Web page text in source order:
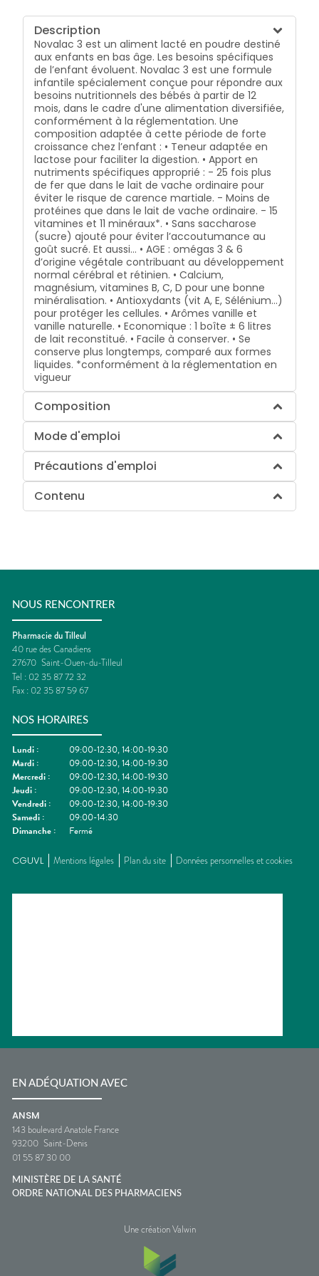
Description
Novalac 3 est un aliment lacté en poudre destiné
aux enfants en bas âge. Les besoins spécifiques
de l’enfant évoluent. Novalac 3 est une formule
infantile spécialement conçue pour répondre aux
besoins nutritionnels des bébés à partir de 12
mois, dans le cadre d'une alimentation diversifiée,
conformément à la réglementation. Une
composition adaptée à cette période de forte
croissance chez l’enfant : • Teneur adaptée en
lactose pour faciliter la digestion. • Apport en
nutriments spécifiques approprié : - 25 fois plus
de fer que dans le lait de vache ordinaire pour
éviter le risque de carence martiale. - Moins de
protéines que dans le lait de vache ordinaire. - 15
vitamines et 11 minéraux*. • Sans saccharose
(sucre) ajouté pour éviter l’accoutumance au
goût sucré. Et aussi… • AGE : omégas 3 & 6
d’origine végétale contribuant au développement
normal cérébral et rétinien. • Calcium,
magnésium, vitamines B, C, D pour une bonne
minéralisation. • Antioxydants (vit A, E, Sélénium…)
pour protéger les cellules. • Arômes vanille et
vanille naturelle. • Economique : 1 boîte ± 6 litres
de lait reconstitué. • Facile à conserver. • Se
conserve plus longtemps, comparé aux formes
liquides. *conformément à la réglementation en
vigueur
Composition
Mode d'emploi
Précautions d'emploi
Contenu
NOUS RENCONTRER
Pharmacie du Tilleul
40 rue des Canadiens
27670 Saint-Ouen-du-Tilleul
Tel : 02 35 87 72 32
Fax : 02 35 87 59 67
NOS HORAIRES
Lundi :
09:00-12:30, 14:00-19:30
Mardi :
09:00-12:30, 14:00-19:30
Mercredi :
09:00-12:30, 14:00-19:30
Jeudi :
09:00-12:30, 14:00-19:30
Vendredi :
09:00-12:30, 14:00-19:30
Samedi :
09:00-14:30
Dimanche : Fermé
CGUVL Mentions légales Plan du site Données personnelles et cookies
EN ADÉQUATION AVEC
ANSM
143 boulevard Anatole France
93200 Saint-Denis
01 55 87 30 00
MINISTÈRE DE LA SANTÉ
ORDRE NATIONAL DES PHARMACIENS
Une création Valwin